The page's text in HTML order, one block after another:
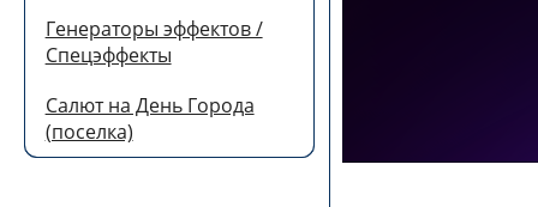
Генераторы эффектов /
Спецэффекты
Салют на День Города
(поселка)